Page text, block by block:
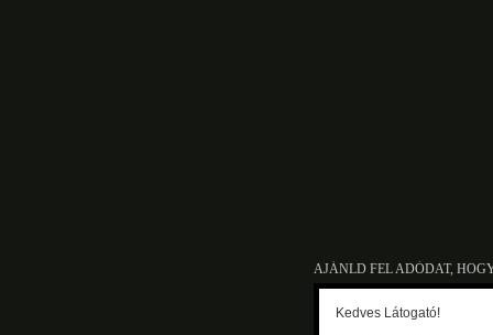
Kedves Látogató!
AJÁNLD FEL ADÓDAT,